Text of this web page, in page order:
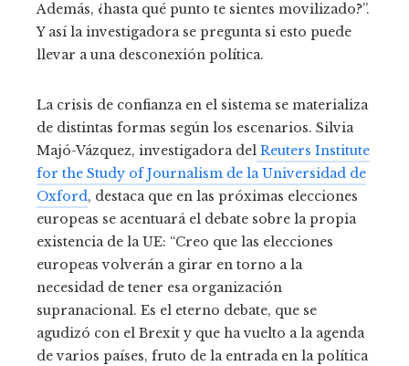
Además, ¿hasta qué punto te sientes movilizado?”.
Y así la investigadora se pregunta si esto puede
llevar a una desconexión política.
La crisis de confianza en el sistema se materializa
de distintas formas según los escenarios. Silvia
Majó-Vázquez, investigadora del Reuters Institute
for the Study of Journalism de la Universidad de
Oxford, destaca que en las próximas elecciones
europeas se acentuará el debate sobre la propia
existencia de la UE: “Creo que las elecciones
europeas volverán a girar en torno a la
necesidad de tener esa organización
supranacional. Es el eterno debate, que se
agudizó con el Brexit y que ha vuelto a la agenda
de varios países, fruto de la entrada en la política